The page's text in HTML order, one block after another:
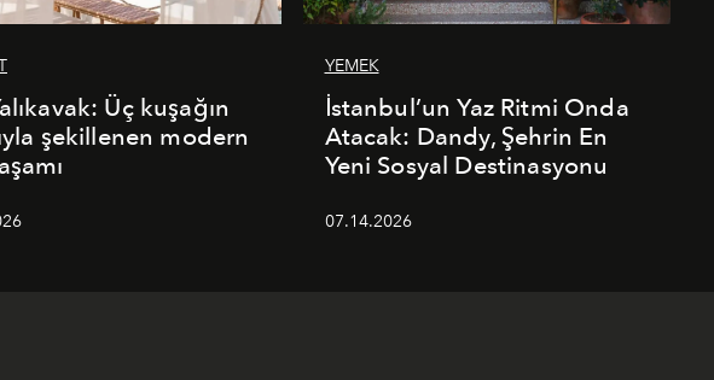
Üç kuşağın
şekillenen modern
YEMEK
İstanbul’un Yaz Ritmi Onda
Atacak: Dandy, Şehrin En
Yeni Sosyal Destinasyonu
07.14.2026